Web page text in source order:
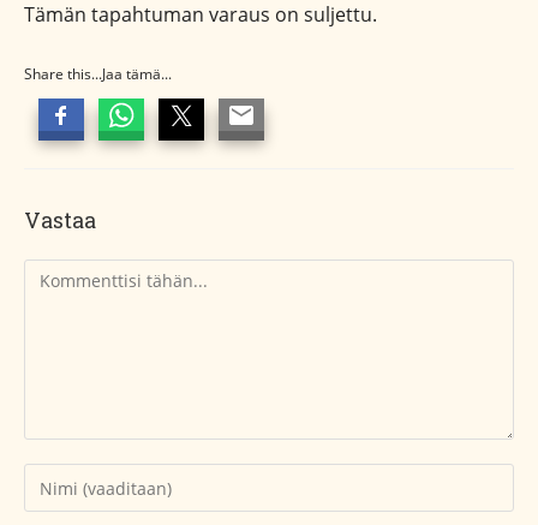
Tämän tapahtuman varaus on suljettu.
Share this...Jaa tämä...
Vastaa
Kommentti
Kirjoita
nimesi